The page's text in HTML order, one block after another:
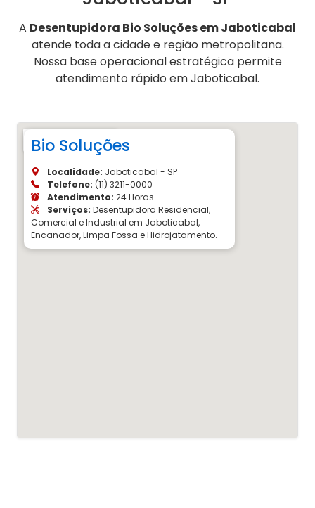
A Desentupidora Bio Soluções em Jaboticabal
atende toda a cidade e região metropolitana.
Nossa base operacional estratégica permite
atendimento rápido em Jaboticabal.
Bio Soluções
Localidade: Jaboticabal - SP
Telefone: (11) 3211-0000
Atendimento: 24 Horas
Serviços: Desentupidora Residencial,
Comercial e Industrial em Jaboticabal,
Encanador, Limpa Fossa e Hidrojatamento.